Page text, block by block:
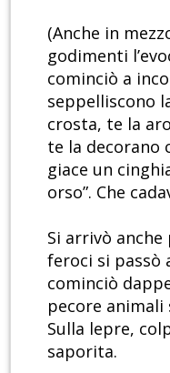
(Anche in
godimenti
cominciò a
seppelliscono
crosta, te la
te la decorano
giace un
orso”. Che
Si arrivò
feroci si passò
cominciò
pecore animali
Sulla lepre,
saporita.